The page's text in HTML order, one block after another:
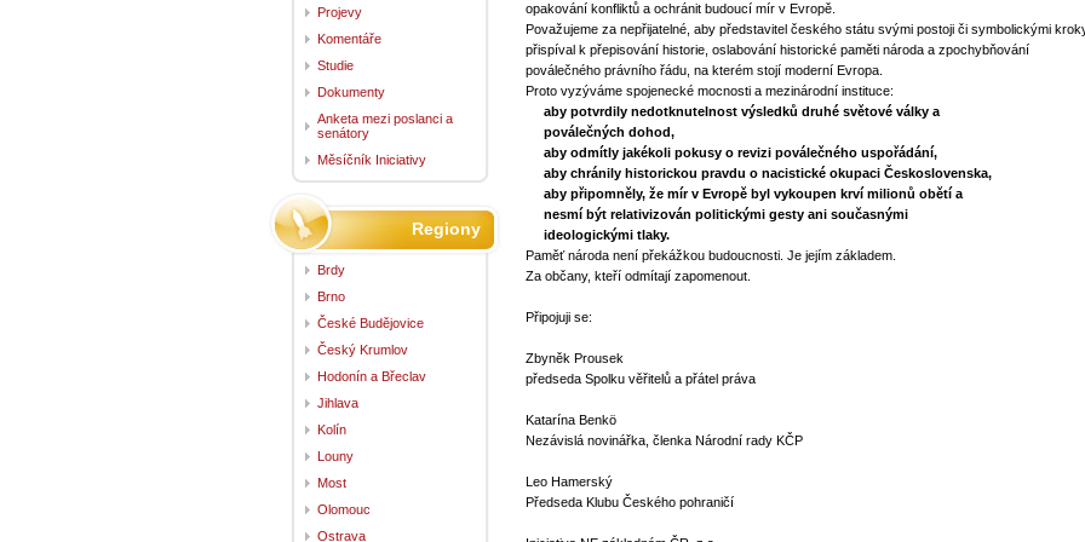
opakování konfliktů a ochránit budoucí mír v Evropě.
Považujeme za nepřijatelné, aby představitel českého státu svými postoji či symbolickými
přispíval k přepisování historie, oslabování historické paměti národa a zpochybňování
poválečného právního řádu, na kterém stojí moderní Evropa.
Proto vyzýváme spojenecké mocnosti a mezinárodní instituce:
aby potvrdily nedotknutelnost výsledků druhé světové války a
poválečných dohod,
aby odmítly jakékoli pokusy o revizi poválečného uspořádání,
aby chránily historickou pravdu o nacistické okupaci Československa,
aby připomněly, že mír v Evropě byl vykoupen krví milionů obětí a
nesmí být relativizován politickými gesty ani současnými
ideologickými tlaky.
Paměť národa není překážkou budoucnosti. Je jejím základem.
Za občany, kteří odmítají zapomenout.
Připojuji se:
Zbyněk Prousek
předseda Spolku věřitelů a přátel práva
Katarína Benkö
Nezávislá novinářka, členka Národní rady KČP
Leo Hamerský
Předseda Klubu Českého pohraničí
Projevy
Komentáře
Studie
Dokumenty
Anketa mezi poslanci a
senátory
Měsíčník Iniciativy
Regiony
Brdy
Brno
České Budějovice
Český Krumlov
Hodonín a Břeclav
Jihlava
Kolín
Louny
Most
Olomouc
Ostrava